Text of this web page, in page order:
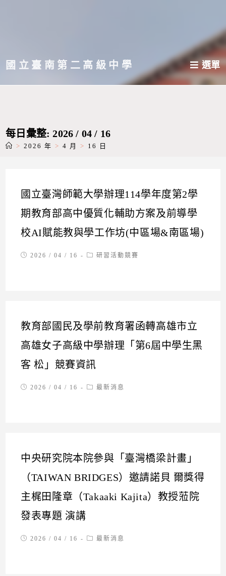
主國立臺南第二高級中學 選單
每日彙整: 2026 / 04 / 16
> 2026 年 > 4 月 > 16 日
國立臺灣師範大學辦理114學年度第2學
期教育部高中優質化輔助方案及前導學
校AI賦能教與學工作坊(中區場&南區場)
Post2026 / 04 / 16
Post研習活動競賽
教育部國民及學前教育署函轉高雄市立
高雄女子高級中學辦理「第6屆中學生黑
客 松」競賽資訊
Post2026 / 04 / 16
Post最新消息
中央研究院本院參與「臺灣橋梁計畫」
（TAIWAN BRIDGES）邀請諾貝 爾獎得
主梶田隆章（Takaaki Kajita）教授蒞院
發表專題 演講
Post2026 / 04 / 16
Post最新消息